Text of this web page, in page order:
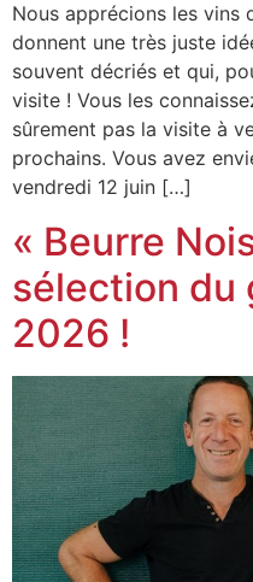
Nous apprécions les vins
donnent une très juste
souvent décriés et qui,
visite ! Vous les
sûrement pas la visite à
prochains. Vous avez
vendredi 12 juin […]
« Beurre
sélection du
2026 !